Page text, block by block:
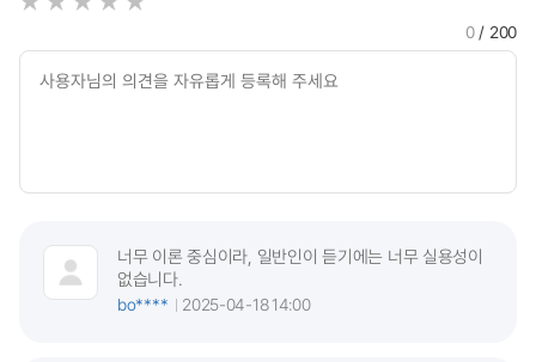
0/ 200
너무 이론 중심이라, 일반인이 듣기에는 너무 실용성이
없습니다.
bo****
2025-04-18 14:00